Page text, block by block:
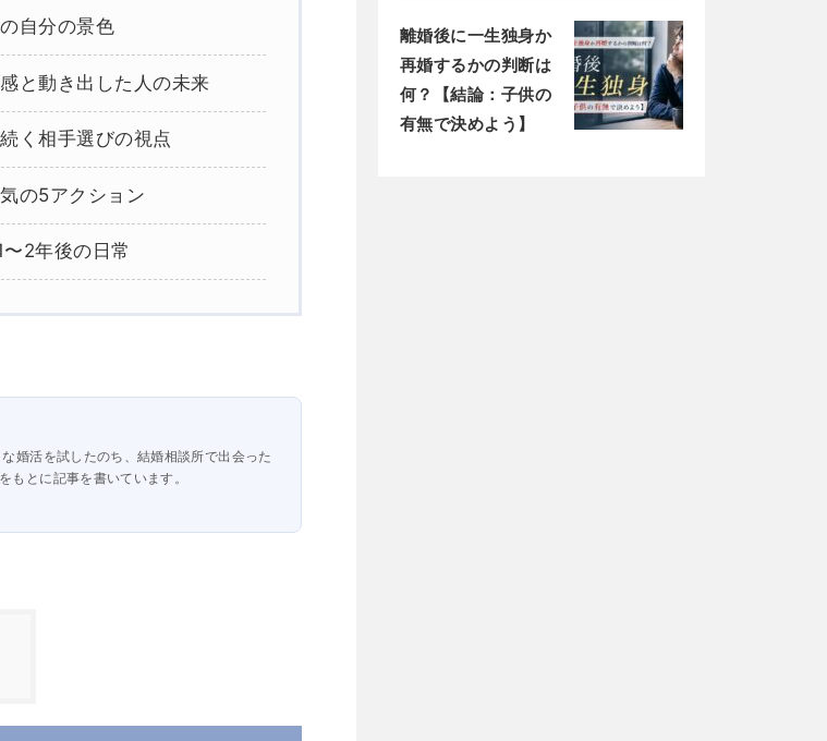
自分の景色
と動き出した人の未来
く相手選びの視点
の5アクション
2年後の日常
婚活を試したのち、結婚相談所で出会った
とに記事を書いています。
離婚後に一生独身か
再婚するかの判断は
何？【結論：子供の
有無で決めよう】